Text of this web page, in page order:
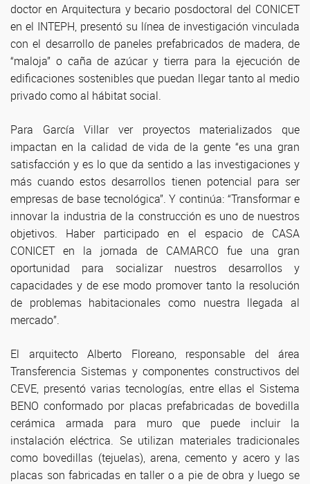
doctor en Arquitectura y becario posdoctoral del CONICET
en el INTEPH, presentó su línea de investigación vinculada
con el desarrollo de paneles prefabricados de madera, de
“maloja” o caña de azúcar y tierra para la ejecución de
edificaciones sostenibles que puedan llegar tanto al medio
privado como al hábitat social.
Para García Villar ver proyectos materializados que
impactan en la calidad de vida de la gente “es una gran
satisfacción y es lo que da sentido a las investigaciones y
más cuando estos desarrollos tienen potencial para ser
empresas de base tecnológica”. Y continúa: “Transformar e
innovar la industria de la construcción es uno de nuestros
objetivos. Haber participado en el espacio de CASA
CONICET en la jornada de CAMARCO fue una gran
oportunidad para socializar nuestros desarrollos y
capacidades y de ese modo promover tanto la resolución
de problemas habitacionales como nuestra llegada al
mercado”.
El arquitecto Alberto Floreano, responsable del área
Transferencia Sistemas y componentes constructivos del
CEVE, presentó varias tecnologías, entre ellas el Sistema
BENO conformado por placas prefabricadas de bovedilla
cerámica armada para muro que puede incluir la
instalación eléctrica. Se utilizan materiales tradicionales
como bovedillas (tejuelas), arena, cemento y acero y las
placas son fabricadas en taller o a pie de obra y luego se